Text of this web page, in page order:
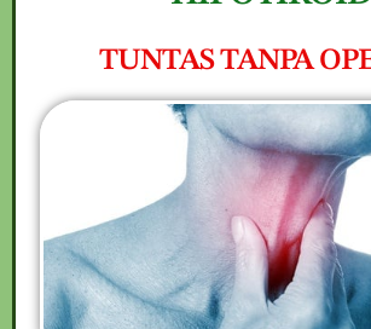
TUNTAS TANPA